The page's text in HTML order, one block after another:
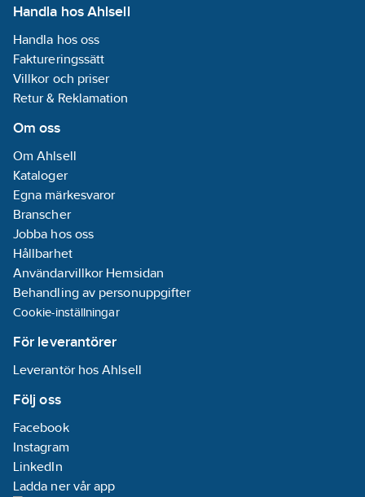
Handla hos Ahlsell
Handla hos oss
Faktureringssätt
Villkor och priser
Retur & Reklamation
Om oss
Om Ahlsell
Kataloger
Egna märkesvaror
Branscher
Jobba hos oss
Hållbarhet
Användarvillkor Hemsidan
Behandling av personuppgifter
Cookie-inställningar
För leverantörer
Leverantör hos Ahlsell
Följ oss
Facebook
Instagram
LinkedIn
Ladda ner vår app